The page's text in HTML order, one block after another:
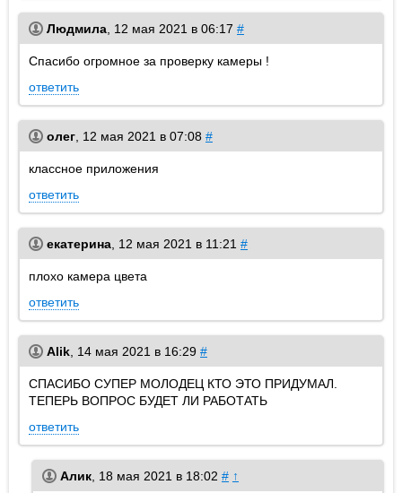
Людмила 12 мая 2021 в 06:17 #
Спасибо огромное за проверку камеры !
ответить
олег 12 мая 2021 в 07:08 #
классное приложения
ответить
екатерина 12 мая 2021 в 11:21 #
плохо камера цвета
ответить
Alik 14 мая 2021 в 16:29 #
СПАСИБО СУПЕР МОЛОДЕЦ КТО ЭТО ПРИДУМАЛ.
ТЕПЕРЬ ВОПРОС БУДЕТ ЛИ РАБОТАТЬ
ответить
Алик 18 мая 2021 в 18:02 # ↑